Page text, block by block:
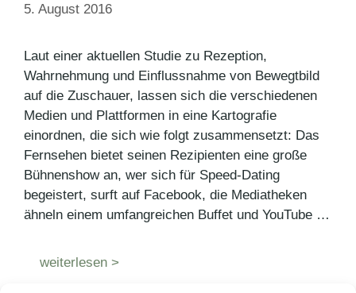
5. August 2016
Laut einer aktuellen Studie zu Rezeption,
Wahrnehmung und Einflussnahme von Bewegtbild
auf die Zuschauer, lassen sich die verschiedenen
Medien und Plattformen in eine Kartografie
einordnen, die sich wie folgt zusammensetzt: Das
Fernsehen bietet seinen Rezipienten eine große
Bühnenshow an, wer sich für Speed-Dating
begeistert, surft auf Facebook, die Mediatheken
ähneln einem umfangreichen Buffet und YouTube …
weiterlesen >